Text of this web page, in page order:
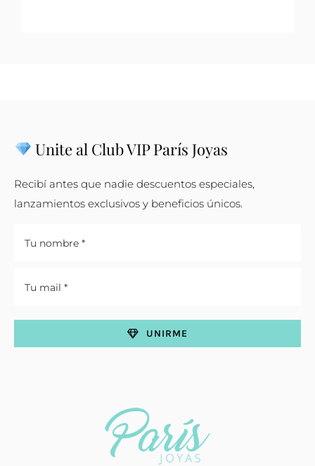
Unite al Club VIP París Joyas
Recibí antes que nadie descuentos especiales,
lanzamientos exclusivos y beneficios únicos.
UNIRME